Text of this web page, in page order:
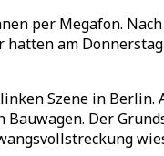
per Megafon.
hatten am
Szene in
Der